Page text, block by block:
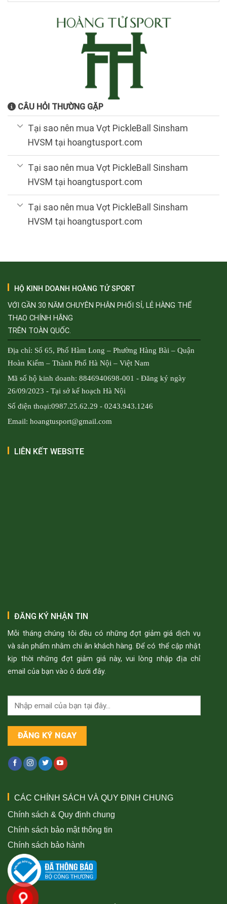
CÂU HỎI THƯỜNG GẶP
Tại sao nên mua Vợt PickleBall Sinsham
HVSM tại hoangtusport.com
Tại sao nên mua Vợt PickleBall Sinsham
HVSM tại hoangtusport.com
Tại sao nên mua Vợt PickleBall Sinsham
HVSM tại hoangtusport.com
HỘ KINH DOANH HOÀNG TỬ SPORT
VỚI GẦN 30 NĂM CHUYÊN PHÂN PHỐI SỈ, LẺ HÀNG THỂ
THAO CHÍNH HÃNG
TRÊN TOÀN QUỐC.
Địa chỉ: Số 65, Phố Hàm Long – Phường Hàng Bài – Quận
Hoàn Kiếm – Thành Phố Hà Nội – Việt Nam
Mã số hộ kinh doanh: 8846940698-001 - Đăng ký ngày
26/09/2023 - Tại sở kế hoạch Hà Nội
Số điện thoại:0987.25.62.29 - 0243.943.1246
Email: hoangtusport@gmail.com
LIÊN KẾT WEBSITE
ĐĂNG KÝ NHẬN TIN
Mỗi tháng chúng tôi đều có những đợt giảm giá dịch vụ
và sản phẩm nhằm chi ân khách hàng. Để có thể cập nhật
kịp thời những đợt giảm giá này, vui lòng nhập địa chỉ
email của bạn vào ô dưới đây.
CÁC CHÍNH SÁCH VÀ QUY ĐỊNH CHUNG
Chính sách & Quy định chung
Chính sách bảo mật thông tin
Chính sách bảo hành